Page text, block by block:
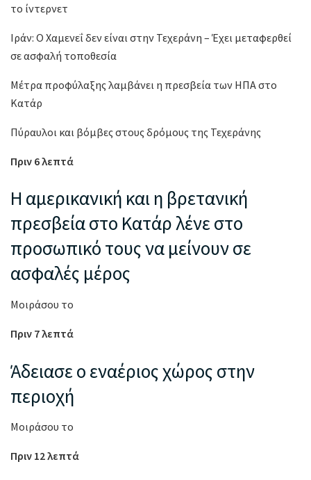
το ίντερνετ
Ιράν: Ο Χαμενεΐ δεν είναι στην Τεχεράνη – Έχει μεταφερθεί
σε ασφαλή τοποθεσία
Μέτρα προφύλαξης λαμβάνει η πρεσβεία των ΗΠΑ στο
Κατάρ
Πύραυλοι και βόμβες στους δρόμους της Τεχεράνης
Πριν 6 λεπτά
Η αμερικανική και η βρετανική
πρεσβεία στο Κατάρ λένε στο
προσωπικό τους να μείνουν σε
ασφαλές μέρος
Μοιράσου το
Πριν 7 λεπτά
Άδειασε ο εναέριος χώρος στην
περιοχή
Μοιράσου το
Πριν 12 λεπτά